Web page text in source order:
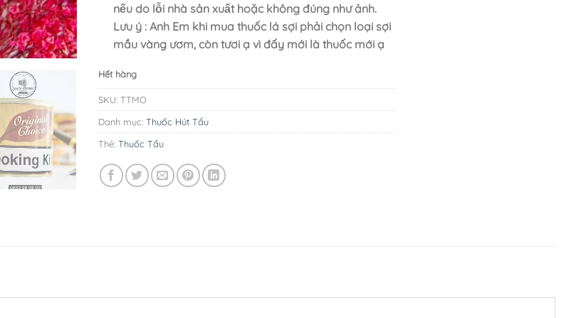
nếu do lỗi nhà sản xuất hoặc không đúng như ảnh.
Lưu ý : Anh Em khi mua thuốc lá sợi phải chọn loại sợi
mầu vàng ươm, còn tươi ạ vì đấy mới là thuốc mới ạ
Hết hàng
SKU: TTMO
Danh mục: Thuốc Hút Tẩu
Thẻ: Thuốc Tẩu